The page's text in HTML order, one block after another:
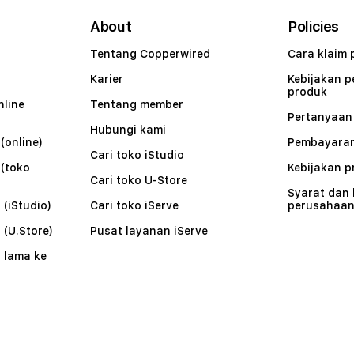
lama ke
About
Tentang Copperwired
Karier
Tentang member
Hubungi kami
Cari toko iStudio
Cari toko U-Store
Cari toko iServe
Pusat layanan iServe
Policies
Cara klaim
Kebijakan
produk
Pertanyaan
Kebijakan
Syarat dan
perusahaan